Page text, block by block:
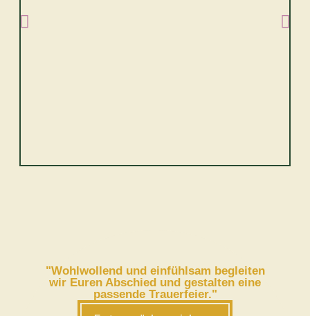
"Wohlwollend und einfühlsam begleiten
wir Euren Abschied und gestalten eine
passende Trauerfeier."